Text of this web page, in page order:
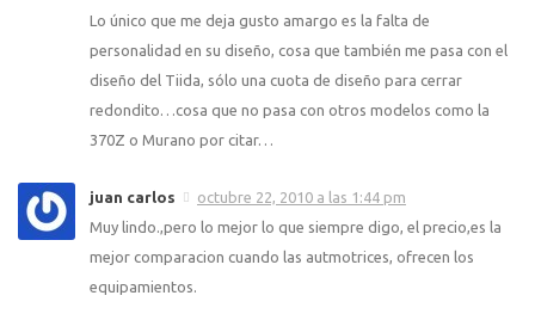
Lo único que me deja gusto amargo es la falta de
personalidad en su diseño, cosa que también me pasa con el
diseño del Tiida, sólo una cuota de diseño para cerrar
redondito…cosa que no pasa con otros modelos como la
370Z o Murano por citar…
juan carlos
octubre 22, 2010 a las 1:44 pm
Muy lindo.,pero lo mejor lo que siempre digo, el precio,es la
mejor comparacion cuando las autmotrices, ofrecen los
equipamientos.